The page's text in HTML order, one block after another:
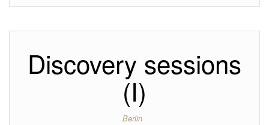
Discovery sessions
(I)
Berlin